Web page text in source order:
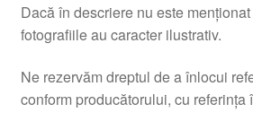
Dacă în descriere nu este
fotografiile au caracter ilustrativ.
Ne rezervăm dreptul de a înlocui
conform producătorului, cu referința